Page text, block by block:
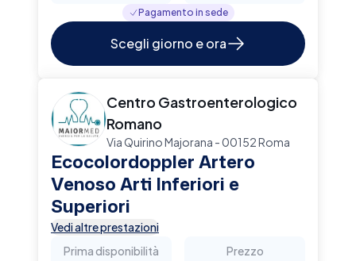
Pagamento in sede
Scegli giorno e ora
Centro Gastroenterologico
Romano
Via Quirino Majorana - 00152 Roma
Ecocolordoppler Artero
Venoso Arti Inferiori e
Superiori
Vedi altre prestazioni
Prima disponibilità
Prezzo